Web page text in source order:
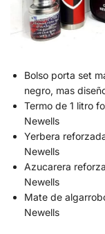
Bolso porta set
negro, mas
Termo de 1 litro
Newells
Yerbera
Newells
Azucarera
Newells
Mate de
Newells